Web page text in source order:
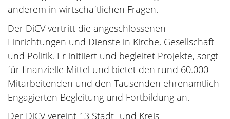
anderem in wirtschaftlichen Fragen.
Der DiCV vertritt die angeschlossenen
Einrichtungen und Dienste in Kirche, Gesellschaft
und Politik. Er initiiert und begleitet Projekte, sorgt
für finanzielle Mittel und bietet den rund 60.000
Mitarbeitenden und den Tausenden ehrenamtlich
Engagierten Begleitung und Fortbildung an.
Der DiCV vereint 13 Stadt- und Kreis-